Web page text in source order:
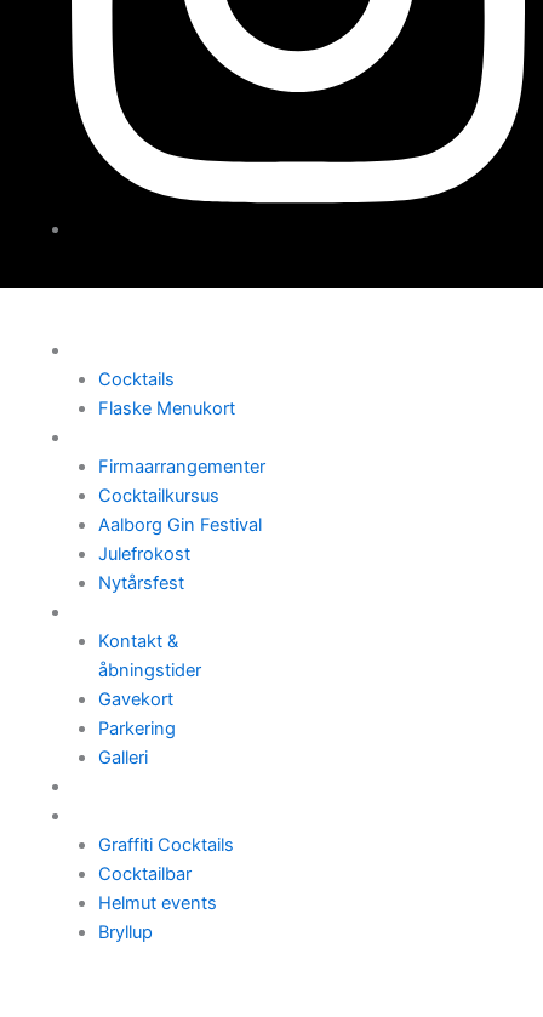
Cocktails
Flaske Menukort
Firmaarrangementer
Cocktailkursus
Aalborg Gin Festival
Julefrokost
Nytårsfest
Kontakt &
åbningstider
Gavekort
Parkering
Galleri
Graffiti Cocktails
Cocktailbar
Helmut events
Bryllup